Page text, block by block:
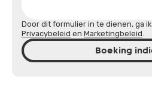
Door dit formulier in te dienen, ga
Privacybeleid en Marketingbeleid.
Boeking